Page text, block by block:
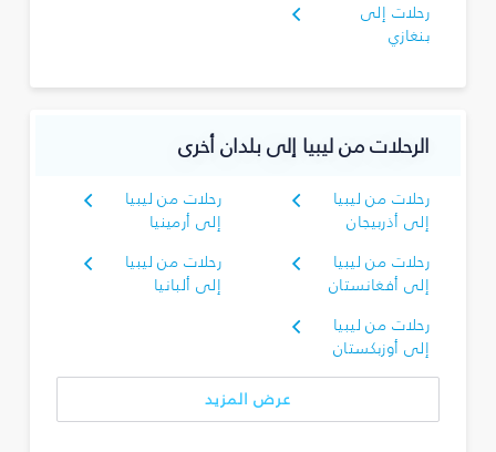
رحلات إلى
بنغازي
الرحلات من ليبيا إلى بلدان أخرى
رحلات من ليبيا
إلى أذربيجان
رحلات من ليبيا
إلى أرمينيا
رحلات من ليبيا
إلى أفغانستان
رحلات من ليبيا
إلى ألبانيا
رحلات من ليبيا
إلى أوزبكستان
عرض المزيد